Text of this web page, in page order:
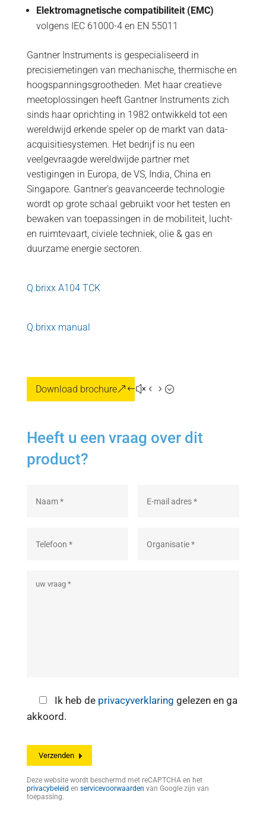
Elektromagnetische compatibiliteit (EMC)
volgens IEC 61000-4 en EN 55011
Gantner Instruments is gespecialiseerd in
precisiemetingen van mechanische, thermische en
hoogspanningsgrootheden. Met haar creatieve
meetoplossingen heeft Gantner Instruments zich
sinds haar oprichting in 1982 ontwikkeld tot een
wereldwijd erkende speler op de markt van data-
acquisitiesystemen. Het bedrijf is nu een
veelgevraagde wereldwijde partner met
vestigingen in Europa, de VS, India, China en
Singapore. Gantner's geavanceerde technologie
wordt op grote schaal gebruikt voor het testen en
bewaken van toepassingen in de mobiliteit, lucht-
en ruimtevaart, civiele techniek, olie & gas en
duurzame energie sectoren.
Q.brixx A104 TCK
Q.brixx manual
Download brochure
Heeft u een vraag over dit
product?
Ik heb de privacyverklaring gelezen en ga
akkoord.
Deze website wordt beschermd met reCAPTCHA en het
privacybeleid en servicevoorwaarden van Google zijn van
toepassing.